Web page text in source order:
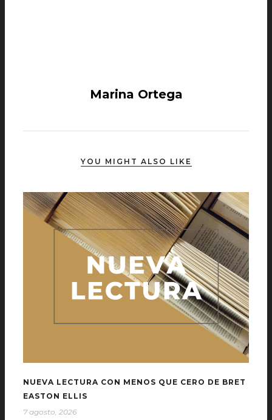
Marina Ortega
YOU MIGHT ALSO LIKE
NUEVA LECTURA CON MENOS QUE CERO DE BRET
EASTON ELLIS
7 agosto, 2026